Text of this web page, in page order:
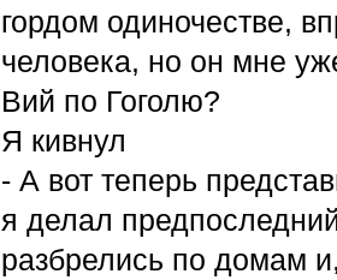
гордом одиночестве,
человека, но он мне
Вий по Гоголю?
Я кивнул
- А вот теперь
я делал
разбрелись по домам